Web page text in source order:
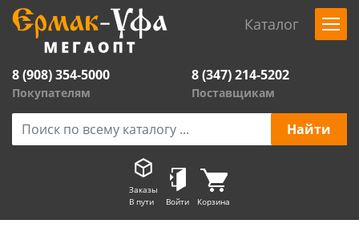
Каталог
8 (908) 354-5000
Покупателям
8 (347) 214-5202
Поставщикам
Заказы
В пути
Войти Корзина